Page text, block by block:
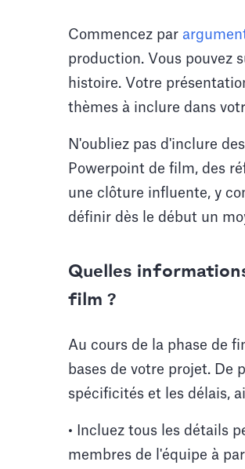
Commencez par
production. Vous pouvez
histoire. Votre
thèmes à inclure dans
N'oubliez pas d'inclure
Powerpoint de film, des
une clôture influente, y
définir dès le début un
Quelles
film ?
Au cours de la phase de
bases de votre projet. De
spécificités et les délais,
• Incluez tous les détails
membres de l'équipe à